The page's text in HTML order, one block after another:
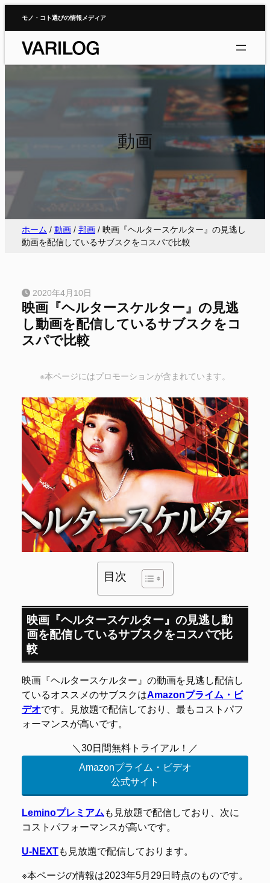
モノ・コト選びの情報メディア
動画
ホーム / 動画 / 邦画 / 映画『ヘルタースケルター』の見逃し
動画を配信しているサブスクをコスパで比較
2020年4月10日
映画『ヘルタースケルター』の見逃
し動画を配信しているサブスクをコ
スパで比較
※本ページにはプロモーションが含まれています。
目次
映画『ヘルタースケルター』の見逃し動
画を配信しているサブスクをコスパで比
較
映画『ヘルタースケルター』の動画を見逃し配信し
ているオススメのサブスクはAmazonプライム・ビ
デオです。見放題で配信しており、最もコストパフ
ォーマンスが高いです。
＼30日間無料トライアル！／
Amazonプライム・ビデオ
公式サイト
Leminoプレミアム も見放題で配信しており、次に
コストパフォーマンスが高いです。
U-NEXTも見放題で配信しております。
※本ページの情報は2023年5月29日時点のものです。